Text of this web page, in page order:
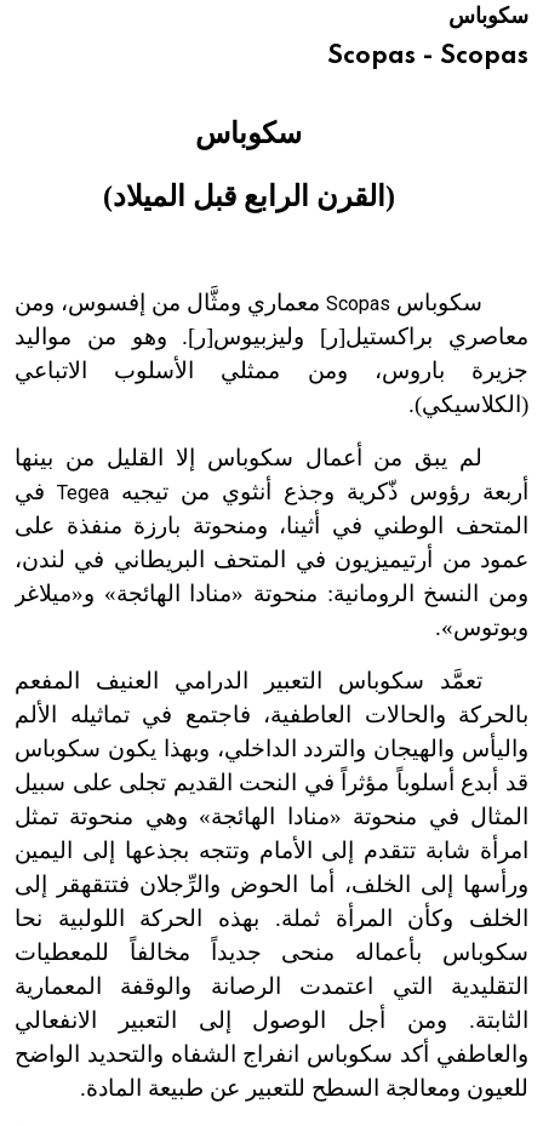
سكوباس
Scopas - Scopas
سكوباس
(القرن الرابع قبل الميلاد)
سكوباس Scopasمعماري ومثَّال من إفسوس، ومن
معاصري براكستيل[ر] وليزبيوس[ر]. وهو من مواليد
جزيرة باروس، ومن ممثلي الأسلوب الاتباعي
(الكلاسيكي).
لم يبق من أعمال سكوباس إلا القليل من بينها
أربعة رؤوس ذّكرية وجذع أنثوي من تيجيه Tegea في
المتحف الوطني في أثينا، ومنحوتة بارزة منفذة على
عمود من أرتيميزيون في المتحف البريطاني في لندن،
ومن النسخ الرومانية: منحوتة «منادا الهائجة» و«ميلاغر
وبوتوس».
تعمَّد سكوباس التعبير الدرامي العنيف المفعم
بالحركة والحالات العاطفية، فاجتمع في تماثيله الألم
واليأس والهيجان والتردد الداخلي، وبهذا يكون سكوباس
قد أبدع أسلوباً مؤثراً في النحت القديم تجلى على سبيل
المثال في منحوتة «منادا الهائجة» وهي منحوتة تمثل
امرأة شابة تتقدم إلى الأمام وتتجه بجذعها إلى اليمين
ورأسها إلى الخلف، أما الحوض والرِّجلان فتتقهقر إلى
الخلف وكأن المرأة ثملة. بهذه الحركة اللولبية نحا
سكوباس بأعماله منحى جديداً مخالفاً للمعطيات
التقليدية التي اعتمدت الرصانة والوقفة المعمارية
الثابتة. ومن أجل الوصول إلى التعبير الانفعالي
والعاطفي أكد سكوباس انفراج الشفاه والتحديد الواضح
للعيون ومعالجة السطح للتعبير عن طبيعة المادة.